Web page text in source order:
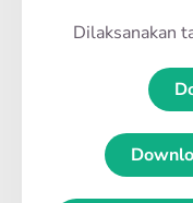
Dilaksanakan